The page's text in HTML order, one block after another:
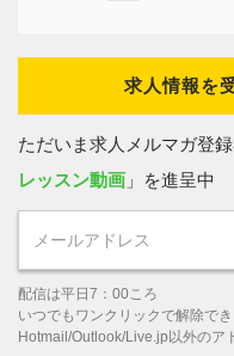
求人情報を
ただいま求人メルマガ登録
レッスン動画 」を進呈中
配信は平日7：00ころ
いつでもワンクリックで解除で
Hotmail/Outlook/Live.jp以外のア